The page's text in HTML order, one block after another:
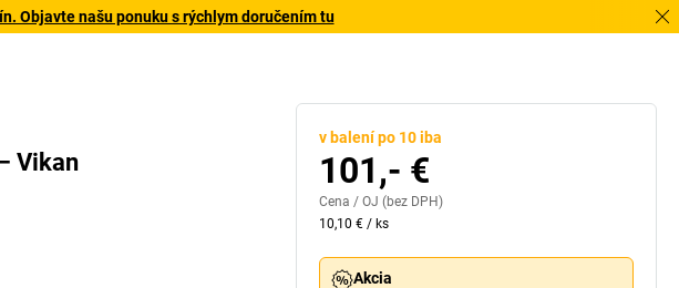
Objavte našu ponuku s rýchlym doručením tu
Vikan
v balení po 10 iba
101,- €
Cena / OJ (bez DPH)
10,10 € / ks
Akcia